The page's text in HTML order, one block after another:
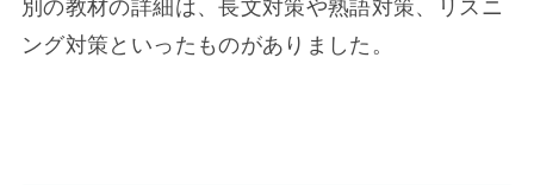
別の教材の詳細は、長文対策や熟語対策、リスニ
ング対策といったものがありました。